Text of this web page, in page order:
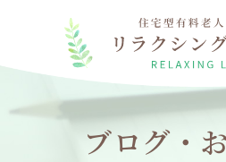
ブログ・